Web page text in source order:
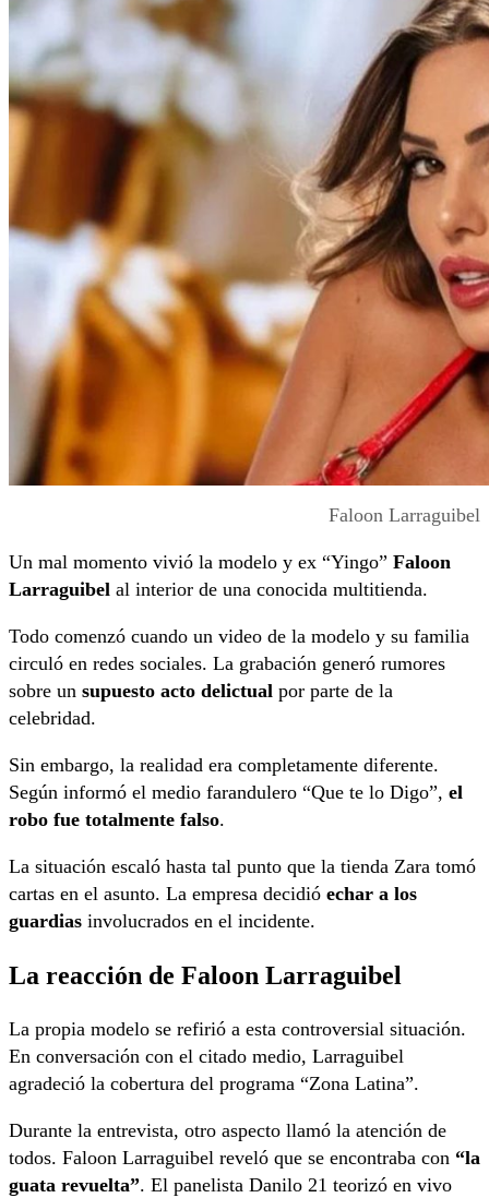
Faloon Larraguibel
Un mal momento vivió la modelo y ex “Yingo” Faloon
Larraguibel al interior de una conocida multitienda.
Todo comenzó cuando un video de la modelo y su familia
circuló en redes sociales. La grabación generó rumores
sobre un supuesto acto delictual por parte de la
celebridad.
Sin embargo, la realidad era completamente diferente.
Según informó el medio farandulero “Que te lo Digo”, el
robo fue totalmente falso.
La situación escaló hasta tal punto que la tienda Zara tomó
cartas en el asunto. La empresa decidió echar a los
guardias involucrados en el incidente.
La reacción de Faloon Larraguibel
La propia modelo se refirió a esta controversial situación.
En conversación con el citado medio, Larraguibel
agradeció la cobertura del programa “Zona Latina”.
Durante la entrevista, otro aspecto llamó la atención de
todos. Faloon Larraguibel reveló que se encontraba con “la
guata revuelta”. El panelista Danilo 21 teorizó en vivo